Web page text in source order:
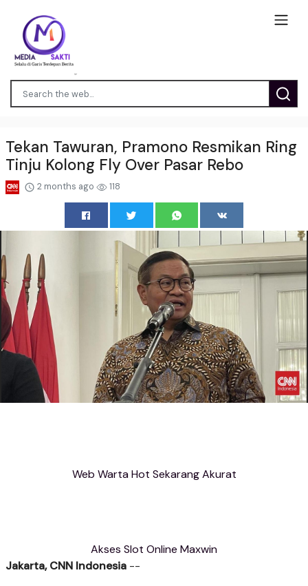
Tekan Tawuran, Pramono Resmikan Ring
Tinju Kolong Fly Over Pasar Rebo
2 months ago 118
Web Warta Hot Sekarang Akurat
Akses Slot Online Maxwin
Jakarta, CNN Indonesia --